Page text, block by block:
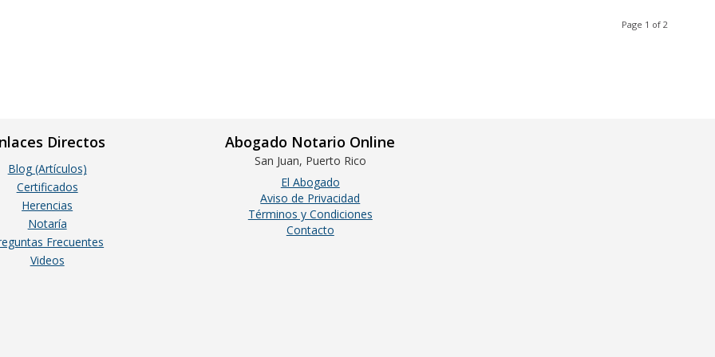
Page 1 of 2
Directos
Blog (Artículos)
Certificados
Herencias
Notaría
Frecuentes
Videos
Abogado Notario Online
San Juan, Puerto Rico
El Abogado
Aviso de Privacidad
Términos y Condiciones
Contacto